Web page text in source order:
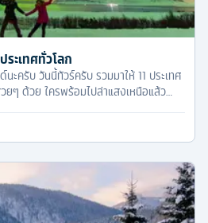
ระเทศทั่วโลก
ะครับ วันนี้ทัวร์ครับ รวมมาให้ 11 ประเทศ
ยๆ ด้วย ใครพร้อมไปล่าแสงเหนือแล้ว